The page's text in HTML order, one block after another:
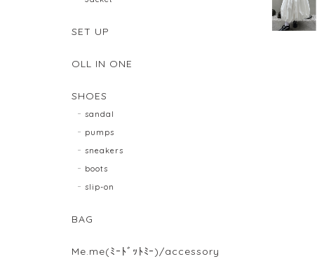
SET UP
OLL IN ONE
SHOES
sandal
pumps
sneakers
boots
slip-on
BAG
Me.me(ﾐｰﾄﾞｯﾄﾐｰ)/accessory